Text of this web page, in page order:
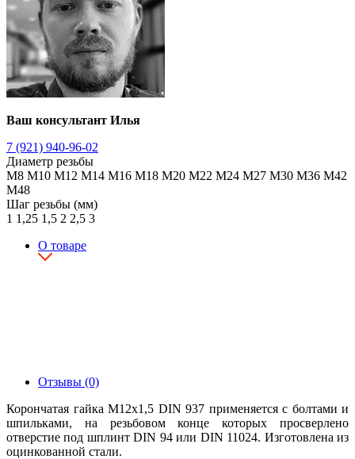
Ваш консультант Илья
7 (921) 940-96-02
Диаметр резьбы
М8 М10 М12 М14 М16 М18 М20 М22 М24 М27 М30 М36 М42
М48
Шаг резьбы (мм)
1 1,25 1,5 2 2,5 3
О товаре
Отзывы (0)
Корончатая гайка М12х1,5 DIN 937 применяется с болтами и
шпильками, на резьбовом конце которых просверлено
отверстие под шплинт DIN 94 или DIN 11024. Изготовлена из
оцинкованной стали.